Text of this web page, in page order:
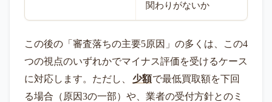
関わりがないか
この後の「審査落ちの主要5原因」の多くは、この4
つの視点のいずれかでマイナス評価を受けるケース
に対応します。ただし、
少額で最低買取額を下回
る場合（原因3の一部）や、業者の受付方針とのミ